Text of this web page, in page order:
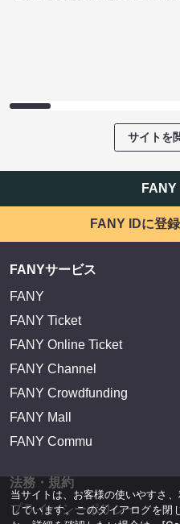
サイトを
FANY
FANY IDに登
FANYサービス
FANY
FANY Ticket
FANY Online Ticket
FANY Channel
FANY Crowdfunding
FANY Mall
FANY Commu
法務・規約
プライバシーポリシー
当サイトは、お客様の使いやすさ
しています。このダイアログを閉